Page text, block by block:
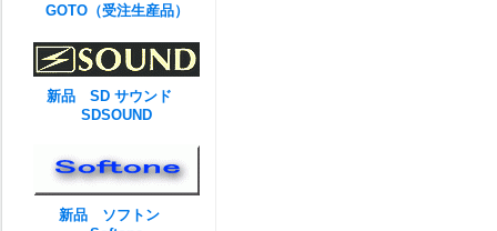
GOTO（受注生産品）
新品 SD サウンド
SDSOUND
新品 ソフトン